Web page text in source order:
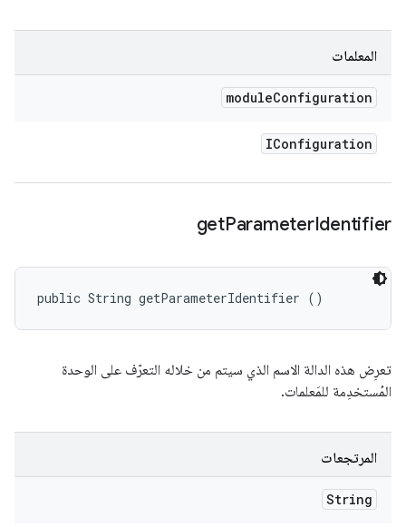
المعلمات
moduleConfiguration
IConfiguration
getParameterIdentifier
public String getParameterIdentifier ()
تعرِض هذه الدالة الاسم الذي سيتم من خلاله التعرّف على الوحدة
المُستخدِمة للمَعلمات.
المرتجعات
String